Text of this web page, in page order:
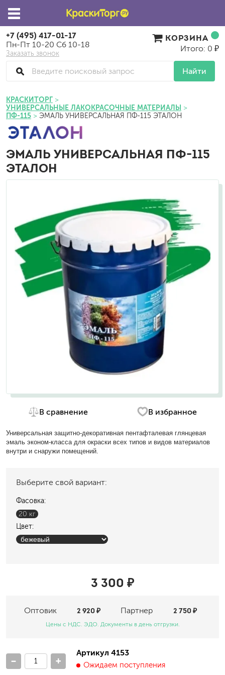
+7 (495) 417-01-17
Пн-Пт 10-20 Сб 10-18
Заказать звонок
Найти
КОРЗИНА
Итого: 0 ₽
КРАСКИТОРГ
УНИВЕРСАЛЬНЫЕ ЛАКОКРАСОЧНЫЕ МАТЕРИАЛЫ
ПФ-115
ЭМАЛЬ УНИВЕРСАЛЬНАЯ ПФ-115 ЭТАЛОН
ЭМАЛЬ УНИВЕРСАЛЬНАЯ ПФ-115
ЭТАЛОН
В сравнение В избранное
Универсальная защитно-декоративная пентафталевая глянцевая
эмаль эконом-класса для окраски всех типов и видов материалов
внутри и снаружи помещений.
Выберите свой вариант:
Фасовка:
20 кг
Цвет:
3 300 ₽
Оптовик Партнер
2 920 ₽ 2 750 ₽
Цены с НДС. ЭДО. Документы в день отгрузки.
- +
Артикул 4153
Ожидаем поступления